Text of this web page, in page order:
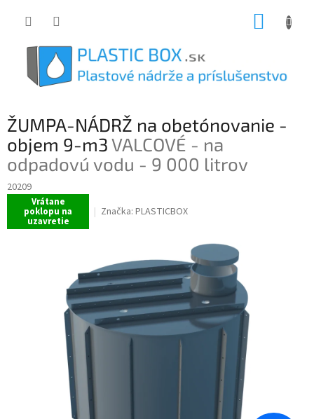
ŽUMPA-NÁDRŽ na obetónovanie -
objem 9-m3VALCOVÉ - na
odpadovú vodu - 9 000 litrov
20209
Vrátane
poklopu na
uzavretie
Značka: PLASTICBOX